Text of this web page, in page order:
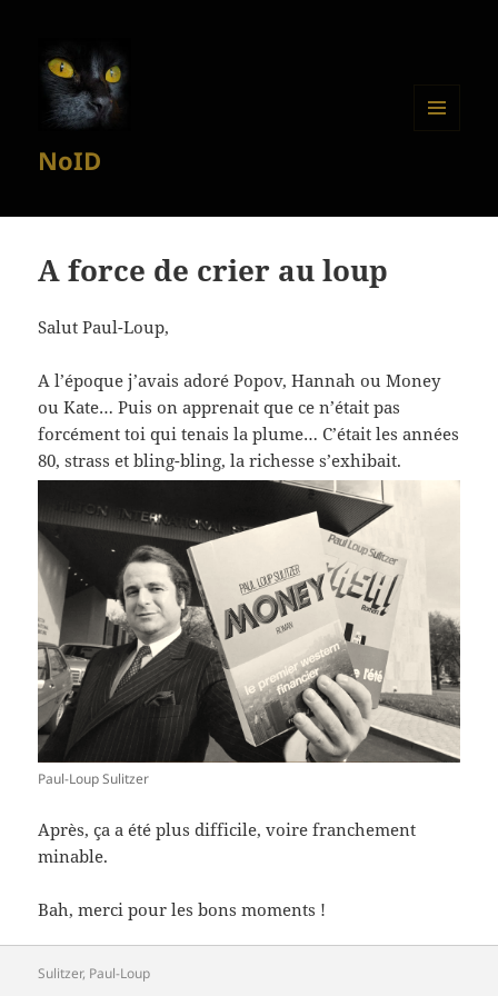
NoID
A force de crier au loup
Salut Paul-Loup,
A l’époque j’avais adoré Popov, Hannah ou Money
ou Kate… Puis on apprenait que ce n’était pas
forcément toi qui tenais la plume… C’était les années
80, strass et bling-bling, la richesse s’exhibait.
Paul-Loup Sulitzer
Après, ça a été plus difficile, voire franchement
minable.
Bah, merci pour les bons moments !
Sulitzer, Paul-Loup